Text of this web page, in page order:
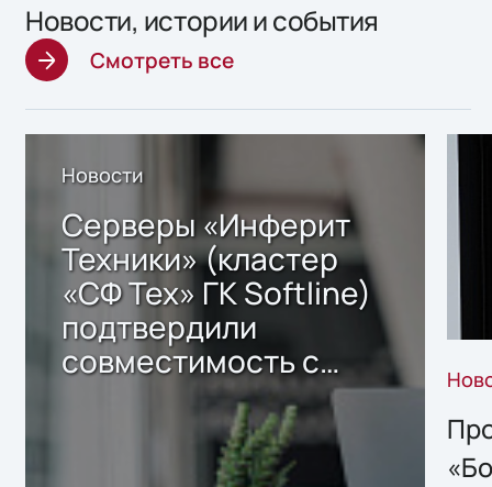
Новости, истории и события
Смотреть все
Новости
Серверы «Инферит
Техники» (кластер
«СФ Тех» ГК Softline)
подтвердили
совместимость с
решением Sharx
Storage 2.x для
хранения данных